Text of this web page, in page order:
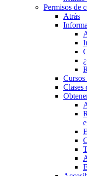
Permisos de
Atrás
Clases